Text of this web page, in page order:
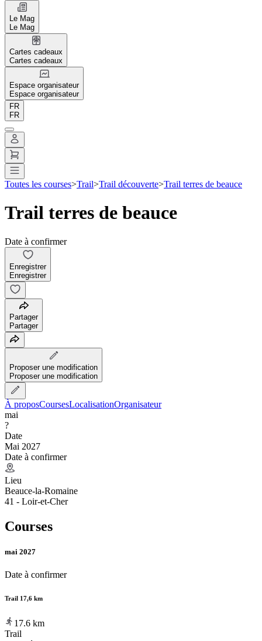
Le Mag
Le Mag
Cartes cadeaux
Cartes cadeaux
Espace organisateur
Espace organisateur
FR
FR
Toutes les courses>Trail>Trail découverte>Trail terres de beauce
Trail terres de beauce
Date à confirmer
Enregistrer
Enregistrer
Partager
Partager
Proposer une modification
Proposer une modification
À proposCoursesLocalisationOrganisateur
mai
?
Date
Mai 2027
Date à confirmer
Lieu
Beauce-la-Romaine
41 - Loir-et-Cher
Courses
mai 2027
Date à confirmer
Trail 17,6 km
17.6 km
Trail